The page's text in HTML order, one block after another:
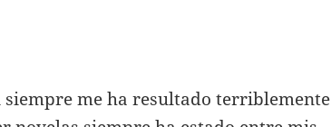
me ha resultado terriblemente